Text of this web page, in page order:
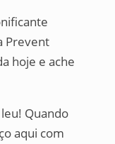
Prevent
hoje e ache
Quando
aqui com